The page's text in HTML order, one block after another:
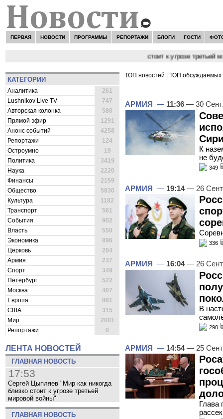
ПЕРВАЯ НОВОСТИ ПРОГРАММЫ РЕПОРТАЖИ БЛОГИ ГОСТИ
Сергей Цыпляев "Мир как никогда близко стоит к угрозе третьей
КАТЕГОРИИ
Аналитика
261
Lushnikov Live TV
747
Авторская колонка
580
Прямой эфир
1291
Анонс событий
4258
Репортажи
124
Остроумно
19
Политика
3419
Наука
2220
Финансы
2159
Общество
5830
Культура
1182
Транспорт
561
События
902
Власть
550
Экономика
896
Церковь
204
Армия
237
Спорт
349
Петербург
522
Москва
407
Европа
861
США
315
Мир
2001
Репортажи
0
ЛЕНТА НОВОСТЕЙ
ГЛАВНАЯ НОВОСТЬ
17:53
Сергей Цыпляев "Мир как никогда
близко стоит к угрозе третьей
мировой войны"
ГЛАВНАЯ НОВОСТЬ
ТОП новостей ТОП обсуждаемых
АРМИЯ — 11:36 — 30
К
не
349
АРМИЯ — 19:14— 26
336
АРМИЯ — 16:04— 26
В
290
АРМИЯ — 14:54— 25
Глава